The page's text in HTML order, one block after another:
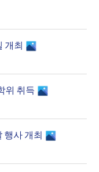
개최
위 취득
행사 개최